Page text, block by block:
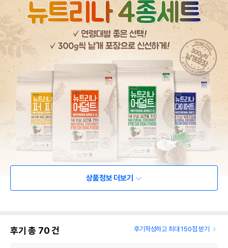
상품정보 더보기
후기 총 70건 후기작성하고 최대 150점 받기